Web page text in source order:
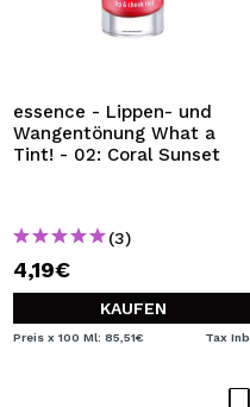
essence - Lippen- und
Wangentönung What a
Tint! - 02: Coral Sunset
(3)
4,19€
KAUFEN
Preis x 100 Ml: 85,51€ Tax Inb.